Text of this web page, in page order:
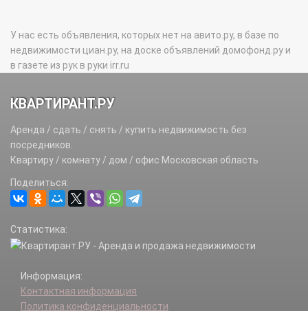
У нас есть объявления, которых нет на авито.ру, в базе по
недвижимости циан.ру, на доске объявлений домофонд.ру и
в газете из рук в руки irr.ru
КВАРТИРАНТ.РУ
Аренда / сдать / снять / купить недвижимость без
посредников.
Квартиру / комнату / дом / офис Московская область
Поделиться:
Статистика:
Информация:
Контактная информация
Политика конфиденциальности